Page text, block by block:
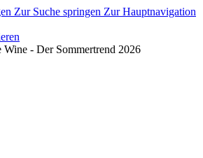
Zur Suche springen Zur Hauptnavigation
Wine - Der Sommertrend 2026